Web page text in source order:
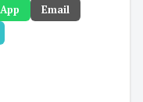
Email